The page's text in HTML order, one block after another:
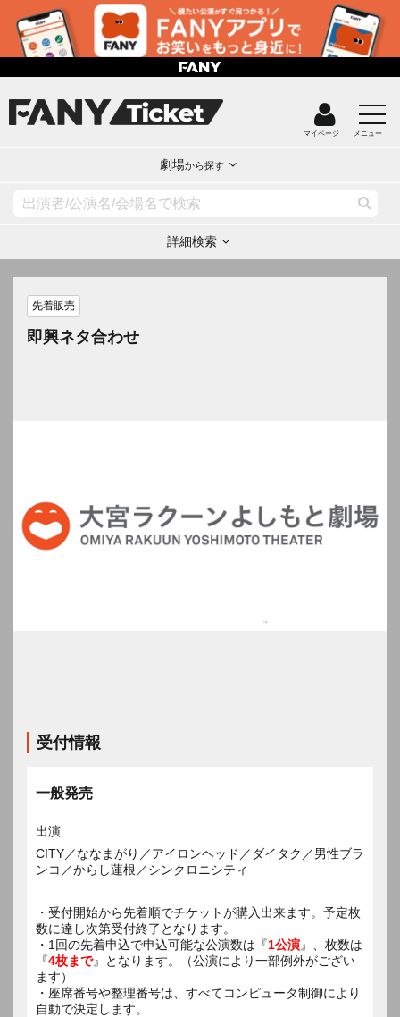
マイページ メニュー
劇場から探す
詳細検索
先着販売
即興ネタ合わせ
受付情報
一般発売
出演
CITY／ななまがり／アイロンヘッド／ダイタク／男性ブラ
ンコ／からし蓮根／シンクロニシティ
・受付開始から先着順でチケットが購入出来ます。予定枚
数に達し次第受付終了となります。
・1回の先着申込で申込可能な公演数は『1公演』、枚数は
『4枚まで』となります。（公演により一部例外がござい
ます）
・座席番号や整理番号は、すべてコンピュータ制御により
自動で決定します。